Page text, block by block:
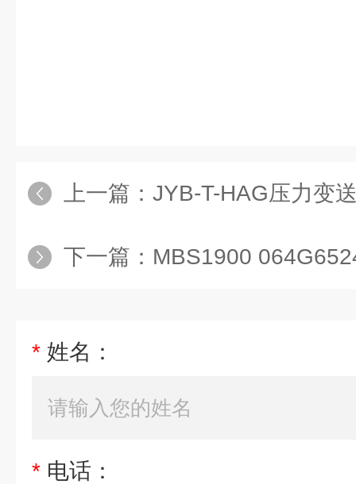
上一篇： JYB-T-HAG压力变
下一篇： MBS1900 064G6524压
* 姓名：
* 电话：